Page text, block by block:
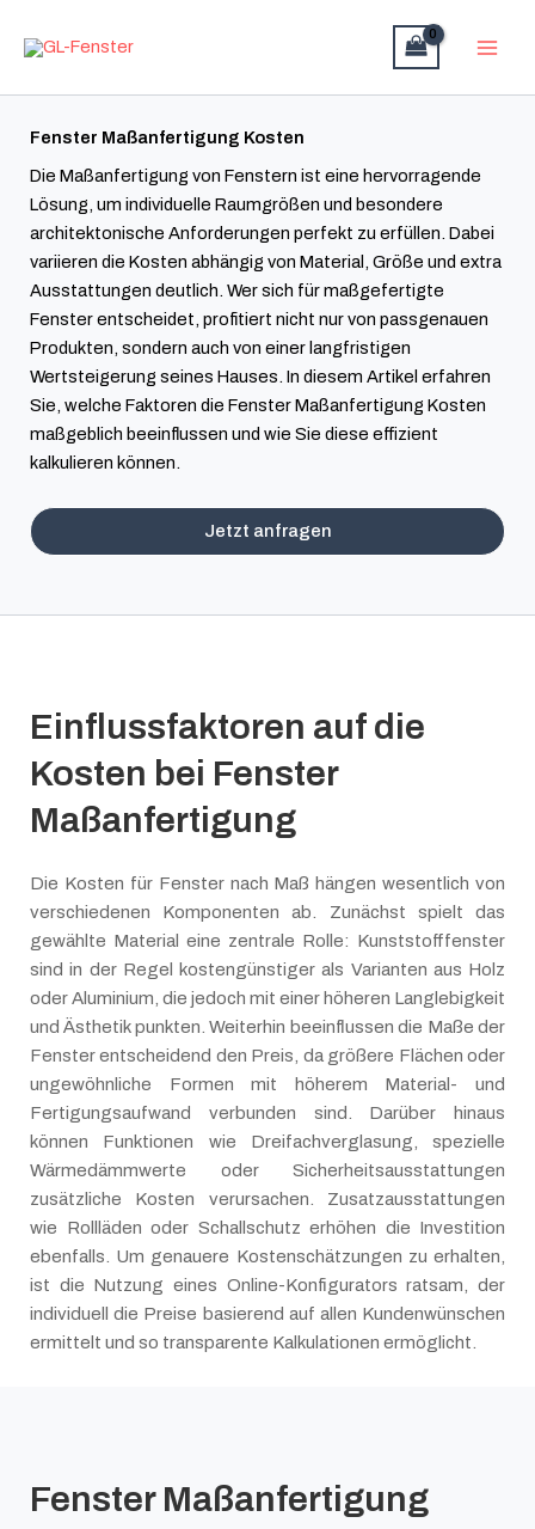
Inhalt
Fenster Maßanfertigung Kosten
Die Maßanfertigung von Fenstern ist eine hervorragende
Lösung, um individuelle Raumgrößen und besondere
architektonische Anforderungen perfekt zu erfüllen. Dabei
variieren die Kosten abhängig von Material, Größe und extra
Ausstattungen deutlich. Wer sich für maßgefertigte
Fenster entscheidet, profitiert nicht nur von passgenauen
Produkten, sondern auch von einer langfristigen
Wertsteigerung seines Hauses. In diesem Artikel erfahren
Sie, welche Faktoren die Fenster Maßanfertigung Kosten
maßgeblich beeinflussen und wie Sie diese effizient
kalkulieren können.
Jetzt anfragen
Einflussfaktoren auf die
Kosten bei Fenster
Maßanfertigung
Die Kosten für Fenster nach Maß hängen wesentlich von
verschiedenen Komponenten ab. Zunächst spielt das
gewählte Material eine zentrale Rolle: Kunststofffenster
sind in der Regel kostengünstiger als Varianten aus Holz
oder Aluminium, die jedoch mit einer höheren Langlebigkeit
und Ästhetik punkten. Weiterhin beeinflussen die Maße der
Fenster entscheidend den Preis, da größere Flächen oder
ungewöhnliche Formen mit höherem Material- und
Fertigungsaufwand verbunden sind. Darüber hinaus
können Funktionen wie Dreifachverglasung, spezielle
Wärmedämmwerte oder Sicherheitsausstattungen
zusätzliche Kosten verursachen. Zusatzausstattungen
wie Rollläden oder Schallschutz erhöhen die Investition
ebenfalls. Um genauere Kostenschätzungen zu erhalten,
ist die Nutzung eines Online-Konfigurators ratsam, der
individuell die Preise basierend auf allen Kundenwünschen
ermittelt und so transparente Kalkulationen ermöglicht.
Fenster Maßanfertigung